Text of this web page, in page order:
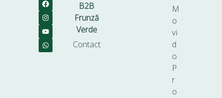
B2B
Frunză
Verde
Contact
M
o
vi
d
o
P
r
o